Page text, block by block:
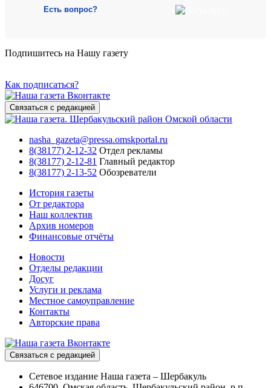
Есть вопрос?
Подпишитесь на Нашу газету
Как подписаться?
Связаться с редакцией
nasha_gazeta@pressa.omskportal.ru
8(38177) 2-12-32 Отдел рекламы
8(38177) 2-12-81 Главный редактор
8(38177) 2-13-52 Обозреватели
История газеты
От редактора
Наш коллектив
Архив номеров
Финансовые отчёты
Новости
Отделы редакции
Досуг
Услуги и реклама
Местное самоуправление
Контакты
Авторские права
Связаться с редакцией
Сетевое издание Наша газета – Шербакуль